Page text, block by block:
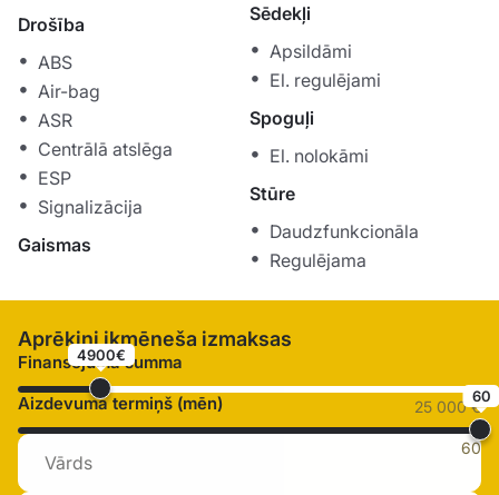
Drošība
ABS
Air-bag
ASR
Centrālā atslēga
ESP
Signalizācija
Gaismas
Sēdekļi
Apsildāmi
El. regulējami
Spoguļi
El. nolokāmi
Stūre
Daudzfunkcionāla
Regulējama
Aprēķini ikmēneša izmaksas
Finansējuma summa
4900€
25 000 €
Aizdevuma termiņš (mēn) 60
60